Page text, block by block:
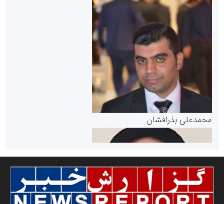
پایگاه خبری گفتمان یزد
سازمان بورس و اوراق بهادار
مرجع اخبار موثق در بازارسرمایه
سازمان صنعت،معدن و تجارت
محمدعلی بذرافشان